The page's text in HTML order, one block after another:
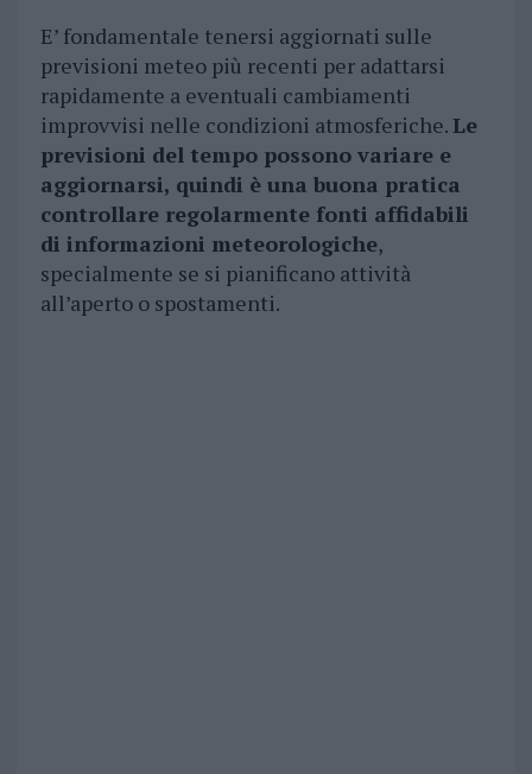
E’ fondamentale tenersi aggiornati sulle
previsioni meteo più recenti per adattarsi
rapidamente a eventuali cambiamenti
improvvisi nelle condizioni atmosferiche.Le
previsioni del tempo possono variare e
aggiornarsi, quindi è una buona pratica
controllare regolarmente fonti affidabili
di informazioni meteorologiche,
specialmente se si pianificano attività
all’aperto o spostamenti.